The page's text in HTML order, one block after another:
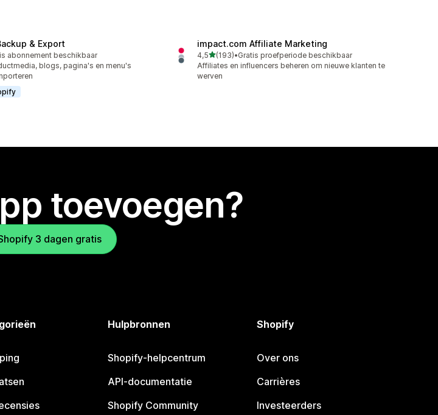
& Export
totaal
abonnement beschikbaar
blogs, pagina's en menu's
impact.com Affiliate Marketing
4,5van 5 sterren
(193)
193 recensies in totaal
•Gratis proefperiode beschikbaar
Affiliates en influencers beheren om nieuwe klanten te
werven
toevoegen?
3 dagen gratis
Hulpbronnen
Shopify-helpcentrum
API-documentatie
Shopify Community
Shopify
Over ons
Carrières
Investeerders